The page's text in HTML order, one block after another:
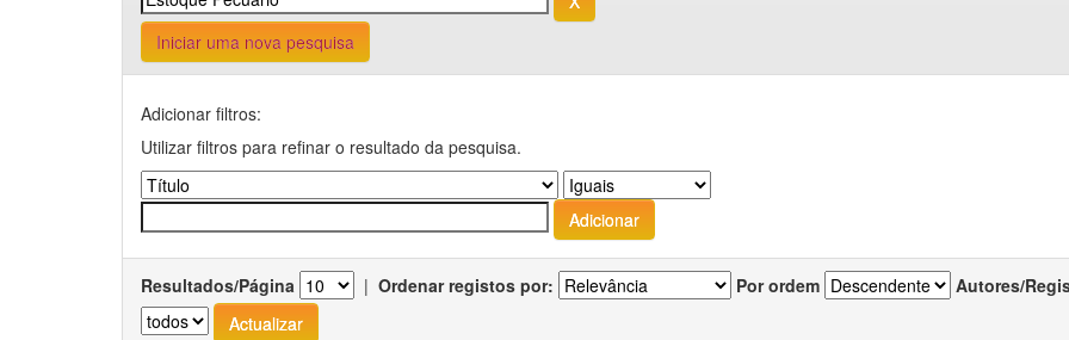
Iniciar uma nova pesquisa
Adicionar filtros:
Utilizar filtros para refinar o resultado da pesquisa.
Resultados/Página | Ordenar registos por: Por ordem Autores/